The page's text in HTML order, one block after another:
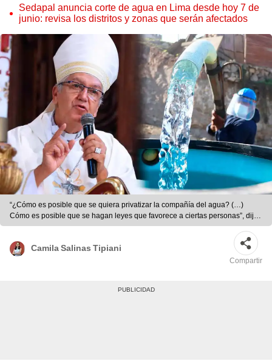
Sedapal anuncia corte de agua en Lima desde hoy 7 de
junio: revisa los distritos y zonas que serán afectados
“¿Cómo es posible que se quiera privatizar la compañía del agua? (…)
Cómo es posible que se hagan leyes que favorece a ciertas personas”, dijo
el arzobispo de Lima. Foto: composición LR/Andina
Camila Salinas Tipiani
Compartir